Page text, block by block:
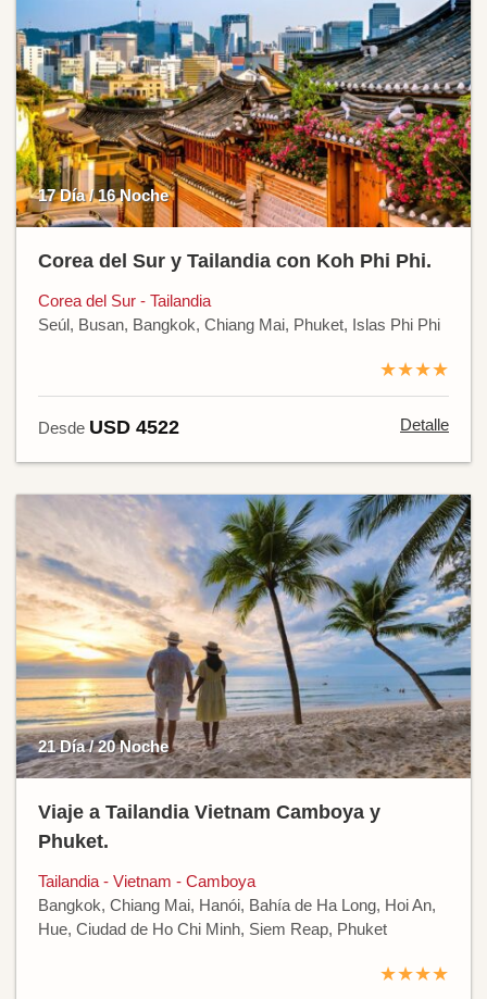
17 Día / 16 Noche
Corea del Sur y Tailandia con Koh Phi Phi.
Corea del Sur - Tailandia
Seúl, Busan, Bangkok, Chiang Mai, Phuket, Islas Phi Phi
★★★★
Desde USD 4522 Detalle
21 Día / 20 Noche
Viaje a Tailandia Vietnam Camboya y
Phuket.
Tailandia - Vietnam - Camboya
Bangkok, Chiang Mai, Hanói, Bahía de Ha Long, Hoi An,
Hue, Ciudad de Ho Chi Minh, Siem Reap, Phuket
★★★★